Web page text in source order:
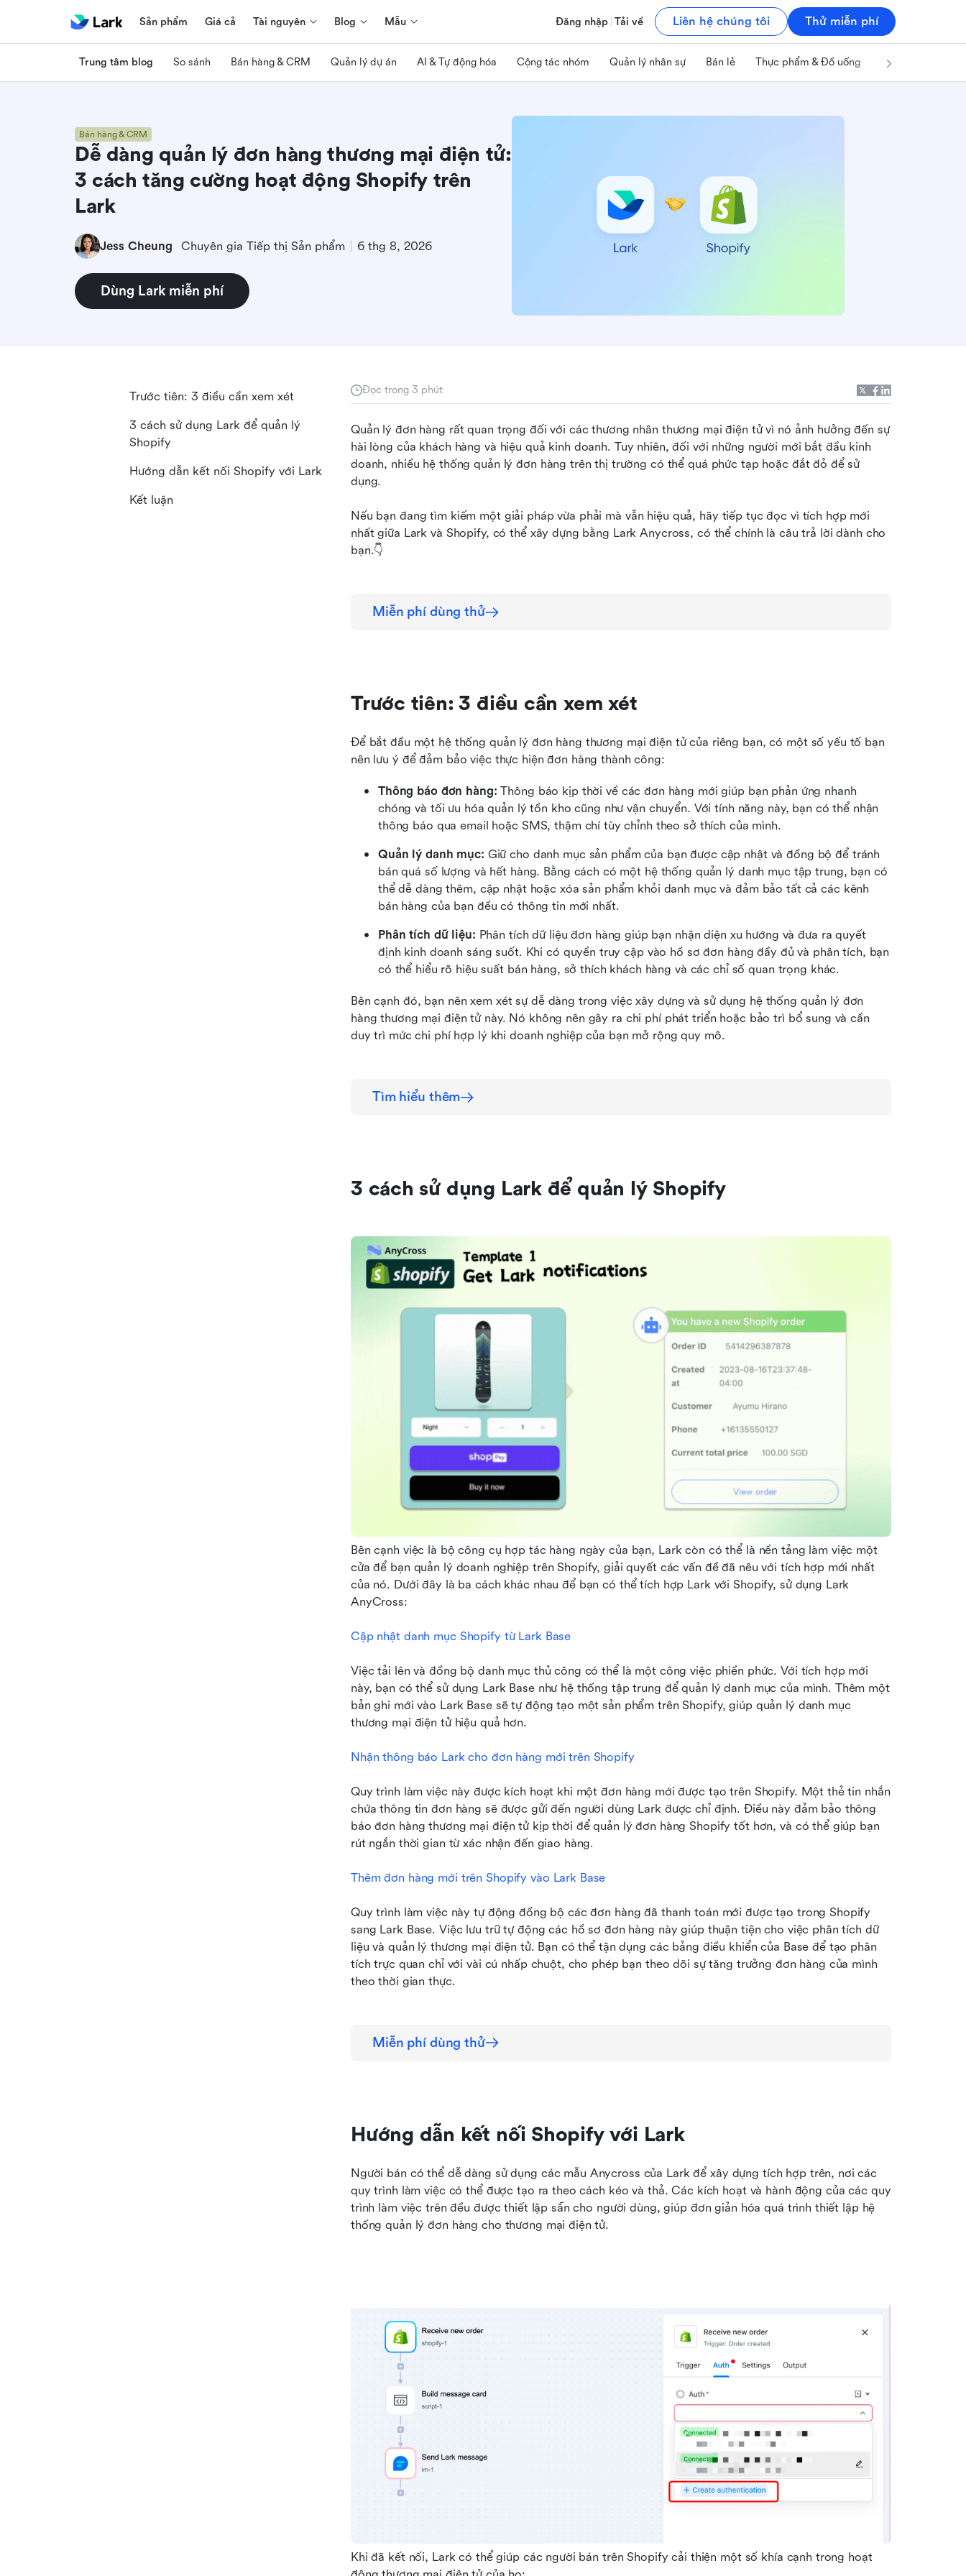
Sản phẩm Giá cả Tài nguyên Blog Mẫu Đăng nhập Tải về Liên hệ chúng tôi Thử miễn phí
Trung tâm blog So sánh Bán hàng & CRM Quản lý dự án AI & Tự động hóa Cộng tác nhóm Quản lý nhân sự Bán lẻ Thực phẩm & Đồ uống Công nghệ & IT
Bán hàng & CRM
Dễ dàng quản lý đơn hàng thương mại điện tử:
3 cách tăng cường hoạt động Shopify trên
Lark
Jess Cheung Chuyên gia Tiếp thị Sản phẩm 6 thg 8, 2026
Dùng Lark miễn phí
Đọc trong 3 phút
Quản lý đơn hàng rất quan trọng đối với các thương nhân thương mại điện tử vì nó ảnh hưởng đến sự
hài lòng của khách hàng và hiệu quả kinh doanh. Tuy nhiên, đối với những người mới bắt đầu kinh
doanh, nhiều hệ thống quản lý đơn hàng trên thị trường có thể quá phức tạp hoặc đắt đỏ để sử
dụng.
Nếu bạn đang tìm kiếm một giải pháp vừa phải mà vẫn hiệu quả, hãy tiếp tục đọc vì tích hợp mới
nhất giữa Lark và Shopify, có thể xây dựng bằng Lark Anycross, có thể chính là câu trả lời dành cho
bạn.👇
Miễn phí dùng thử
Trước tiên: 3 điều cần xem xét
Để bắt đầu một hệ thống quản lý đơn hàng thương mại điện tử của riêng bạn, có một số yếu tố bạn
nên lưu ý để đảm bảo việc thực hiện đơn hàng thành công:
Thông báo đơn hàng: Thông báo kịp thời về các đơn hàng mới giúp bạn phản ứng nhanh
chóng và tối ưu hóa quản lý tồn kho cũng như vận chuyển. Với tính năng này, bạn có thể nhận
thông báo qua email hoặc SMS, thậm chí tùy chỉnh theo sở thích của mình.
Quản lý danh mục: Giữ cho danh mục sản phẩm của bạn được cập nhật và đồng bộ để tránh
bán quá số lượng và hết hàng. Bằng cách có một hệ thống quản lý danh mục tập trung, bạn có
thể dễ dàng thêm, cập nhật hoặc xóa sản phẩm khỏi danh mục và đảm bảo tất cả các kênh
bán hàng của bạn đều có thông tin mới nhất.
Phân tích dữ liệu: Phân tích dữ liệu đơn hàng giúp bạn nhận diện xu hướng và đưa ra quyết
định kinh doanh sáng suốt. Khi có quyền truy cập vào hồ sơ đơn hàng đầy đủ và phân tích, bạn
có thể hiểu rõ hiệu suất bán hàng, sở thích khách hàng và các chỉ số quan trọng khác.
Bên cạnh đó, bạn nên xem xét sự dễ dàng trong việc xây dựng và sử dụng hệ thống quản lý đơn
hàng thương mại điện tử này. Nó không nên gây ra chi phí phát triển hoặc bảo trì bổ sung và cần
duy trì mức chi phí hợp lý khi doanh nghiệp của bạn mở rộng quy mô.
Tìm hiểu thêm
3 cách sử dụng Lark để quản lý Shopify
Bên cạnh việc là bộ công cụ hợp tác hàng ngày của bạn, Lark còn có thể là nền tảng làm việc một
cửa để bạn quản lý doanh nghiệp trên Shopify, giải quyết các vấn đề đã nêu với tích hợp mới nhất
của nó. Dưới đây là ba cách khác nhau để bạn có thể tích hợp Lark với Shopify, sử dụng Lark
AnyCross:
Cập nhật danh mục Shopify từ Lark Base
Việc tải lên và đồng bộ danh mục thủ công có thể là một công việc phiền phức. Với tích hợp mới
này, bạn có thể sử dụng Lark Base như hệ thống tập trung để quản lý danh mục của mình. Thêm một
bản ghi mới vào Lark Base sẽ tự động tạo một sản phẩm trên Shopify, giúp quản lý danh mục
thương mại điện tử hiệu quả hơn.
Nhận thông báo Lark cho đơn hàng mới trên Shopify
Quy trình làm việc này được kích hoạt khi một đơn hàng mới được tạo trên Shopify. Một thẻ tin nhắn
chứa thông tin đơn hàng sẽ được gửi đến người dùng Lark được chỉ định. Điều này đảm bảo thông
báo đơn hàng thương mại điện tử kịp thời để quản lý đơn hàng Shopify tốt hơn, và có thể giúp bạn
rút ngắn thời gian từ xác nhận đến giao hàng.
Thêm đơn hàng mới trên Shopify vào Lark Base
Quy trình làm việc này tự động đồng bộ các đơn hàng đã thanh toán mới được tạo trong Shopify
sang Lark Base. Việc lưu trữ tự động các hồ sơ đơn hàng này giúp thuận tiện cho việc phân tích dữ
liệu và quản lý thương mại điện tử. Bạn có thể tận dụng các bảng điều khiển của Base để tạo phân
tích trực quan chỉ với vài cú nhấp chuột, cho phép bạn theo dõi sự tăng trưởng đơn hàng của mình
theo thời gian thực.
Miễn phí dùng thử
Hướng dẫn kết nối Shopify với Lark
Người bán có thể dễ dàng sử dụng các mẫu Anycross của Lark để xây dựng tích hợp trên, nơi các
quy trình làm việc có thể được tạo ra theo cách kéo và thả. Các kích hoạt và hành động của các quy
trình làm việc trên đều được thiết lập sẵn cho người dùng, giúp đơn giản hóa quá trình thiết lập hệ
thống quản lý đơn hàng cho thương mại điện tử.
Khi đã kết nối, Lark có thể giúp các người bán trên Shopify cải thiện một số khía cạnh trong hoạt
Trước tiên: 3 điều cần xem xét
3 cách sử dụng Lark để quản lý
Shopify
Hướng dẫn kết nối Shopify với Lark
Kết luận